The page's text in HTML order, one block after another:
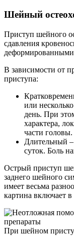
Шейный
Приступ шейного
сдавления
В зависимости от
приступа:
или
день. При
характера,
части головы.
Длительный –
суток. Боль
Острый приступ
заднего шейного
имеет весьма
картина включает в
При шейном